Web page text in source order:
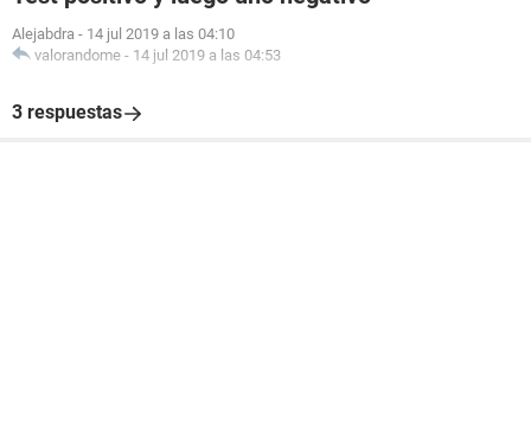
Alejabdra - 14 jul 2019 a las 04:10
valorandome - 14 jul 2019 a las 04:53
3 respuestas